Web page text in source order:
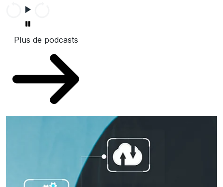
Plus de podcasts